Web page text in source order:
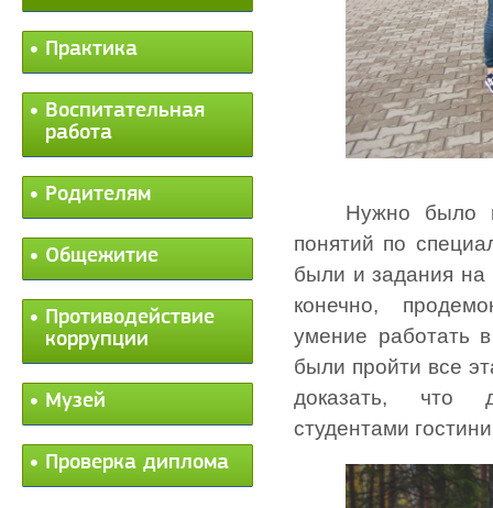
Практика
Воспитательная
работа
Родителям
Общежитие
Противодействие
коррупции
Музей
Проверка диплома
Нужно было
понятий по
были и задания на
конечно,
умение работать
были пройти все
доказать, что
студентами